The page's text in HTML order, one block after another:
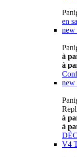
en
new
à
à
new
à
à
V4